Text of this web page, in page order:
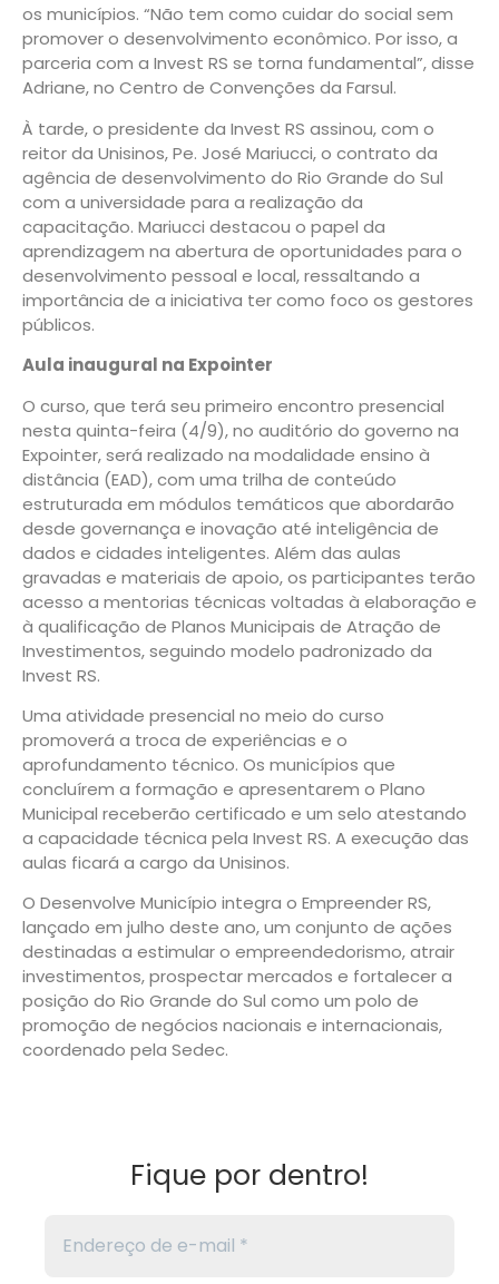
os municípios. “Não tem como cuidar do social sem
promover o desenvolvimento econômico. Por isso, a
parceria com a Invest RS se torna fundamental”, disse
Adriane, no Centro de Convenções da Farsul.
À tarde, o presidente da Invest RS assinou, com o
reitor da Unisinos, Pe. José Mariucci, o contrato da
agência de desenvolvimento do Rio Grande do Sul
com a universidade para a realização da
capacitação. Mariucci destacou o papel da
aprendizagem na abertura de oportunidades para o
desenvolvimento pessoal e local, ressaltando a
importância de a iniciativa ter como foco os gestores
públicos.
Aula inaugural na Expointer
O curso, que terá seu primeiro encontro presencial
nesta quinta-feira (4/9), no auditório do governo na
Expointer, será realizado na modalidade ensino à
distância (EAD), com uma trilha de conteúdo
estruturada em módulos temáticos que abordarão
desde governança e inovação até inteligência de
dados e cidades inteligentes. Além das aulas
gravadas e materiais de apoio, os participantes terão
acesso a mentorias técnicas voltadas à elaboração e
à qualificação de Planos Municipais de Atração de
Investimentos, seguindo modelo padronizado da
Invest RS.
Uma atividade presencial no meio do curso
promoverá a troca de experiências e o
aprofundamento técnico. Os municípios que
concluírem a formação e apresentarem o Plano
Municipal receberão certificado e um selo atestando
a capacidade técnica pela Invest RS. A execução das
aulas ficará a cargo da Unisinos.
O Desenvolve Município integra o Empreender RS,
lançado em julho deste ano, um conjunto de ações
destinadas a estimular o empreendedorismo, atrair
investimentos, prospectar mercados e fortalecer a
posição do Rio Grande do Sul como um polo de
promoção de negócios nacionais e internacionais,
coordenado pela Sedec.
Fique por dentro!